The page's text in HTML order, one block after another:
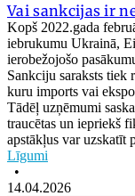
Vai sankcijas ir
Kopš 2022.gada
iebrukumu Ukrainā,
ierobežojošo
Sankciju saraksts tiek
kuru imports vai
Tādēļ uzņēmumi
traucētas un iepriekš
apstākļus var uzskatīt
Līgumi
•
14.04.2026